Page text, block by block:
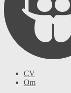
CV
Om